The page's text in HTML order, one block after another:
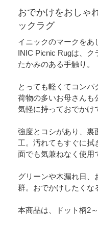
おでかけをおしゃ
ックラグ
イニックのマークをあ
INIC Picnic Rugは、ク
たかみのある手触り。
とっても軽くてコンパ
荷物の多いお母さんも
気軽に持っておでかけ
強度とコシがあり、裏
工。汚れてもすぐに拭
面でも気兼ねなく使用
グリーンや木漏れ日、
群。おでかけしたくな
本商品は、ドット柄2